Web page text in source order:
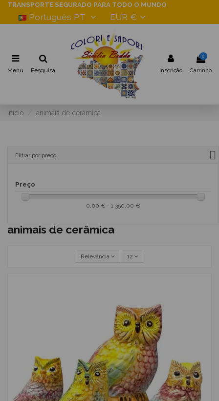
TRANSPORTE SEGURADO PARA TODO O MUNDO
Português PT EUR €
Menu Pesquisa Inscrição
0
Carrinho
Início animais de cerâmica
animais de cerâmica
Relevância 12
Filtrar por preço
Preço
0,00 € - 1 350,00 €